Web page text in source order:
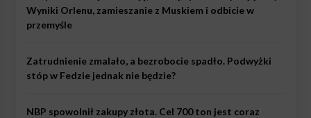
Wyniki Orlenu, zamieszanie z Muskiem i odbicie w
przemyśle
Zatrudnienie zmalało, a bezrobocie spadło. Podwyżki
stóp w Fedzie jednak nie będzie?
NBP spowolnił zakupy złota. Cel 700 ton jest coraz